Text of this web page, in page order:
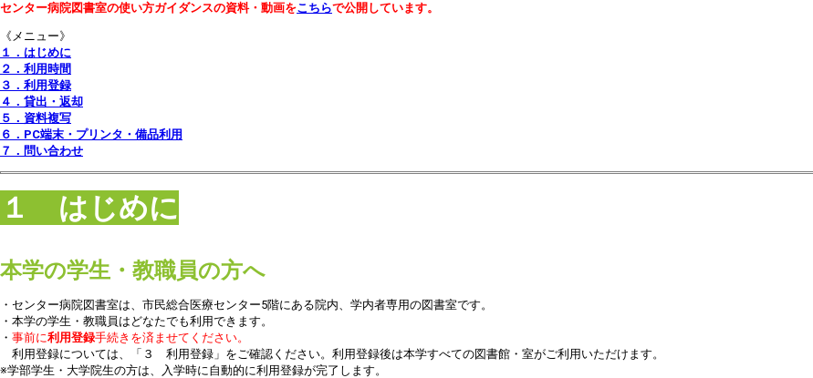
センター病院図書室の使い方ガイダンスの資料・動画をこちらで公開しています。
《メニュー》
１．はじめに
２．利用時間
３．利用登録
４．貸出・返却
５．資料複写
６．PC端末・プリンタ・備品利用
７．問い合わせ
１ はじめに
本学の学生・教職員の方へ
・センター病院図書室は、市民総合医療センター5階にある院内、学内者専用の図書室です。
・本学の学生・教職員はどなたでも利用できます。
・ 事前に利⽤登録⼿続きを済ませてください。
利⽤登録については、「３ 利⽤登録」をご確認ください。利用登録後は本学すべての図書館・室がご利用いただけます。
※学部学⽣・⼤学院⽣の⽅は、⼊学時に⾃動的に利⽤登録が完了します。